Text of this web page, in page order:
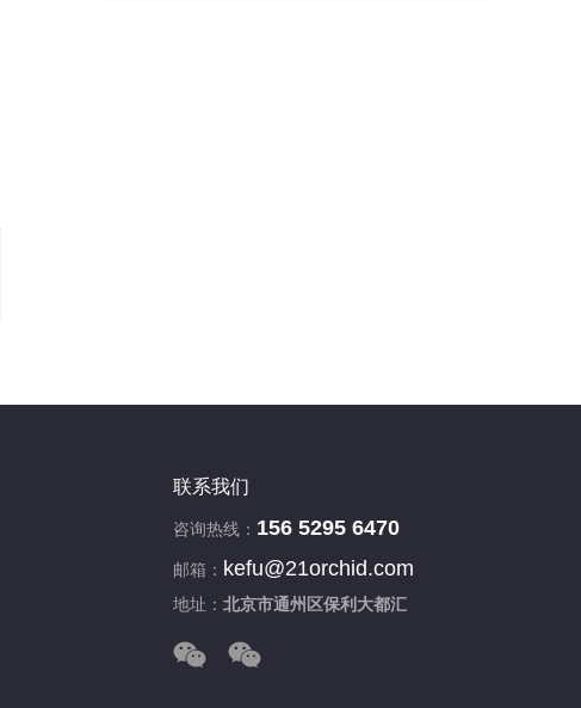
联系我们
咨询热线： 156 5295 6470
邮箱： kefu@21orchid.com
地址： 北京市通州区保利大都汇